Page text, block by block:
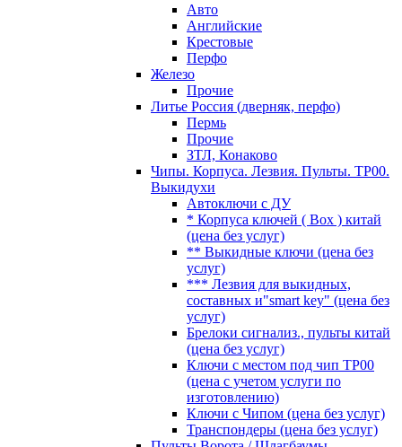
Авто
Английские
Крестовые
Перфо
Железо
Прочие
Литье Россия (дверняк, перфо)
Пермь
Прочие
ЗТЛ, Конаково
Чипы. Корпуса. Лезвия. Пульты. TP00.
Выкидухи
Автоключи с ДУ
* Корпуса ключей ( Box ) китай
(цена без услуг)
** Выкидные ключи (цена без
услуг)
*** Лезвия для выкидных,
составных и"smart key" (цена без
услуг)
Брелоки сигнализ., пульты китай
(цена без услуг)
Ключи с местом под чип TP00
(цена с учетом услуги по
изготовлению)
Ключи с Чипом (цена без услуг)
Транспондеры (цена без услуг)